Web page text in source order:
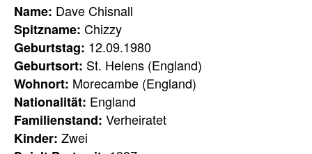
Name: Dave Chisnall
Spitzname: Chizzy
Geburtstag: 12.09.1980
Geburtsort: St. Helens (England)
Wohnort: Morecambe (England)
Nationalität: England
Familienstand: Verheiratet
Kinder: Zwei